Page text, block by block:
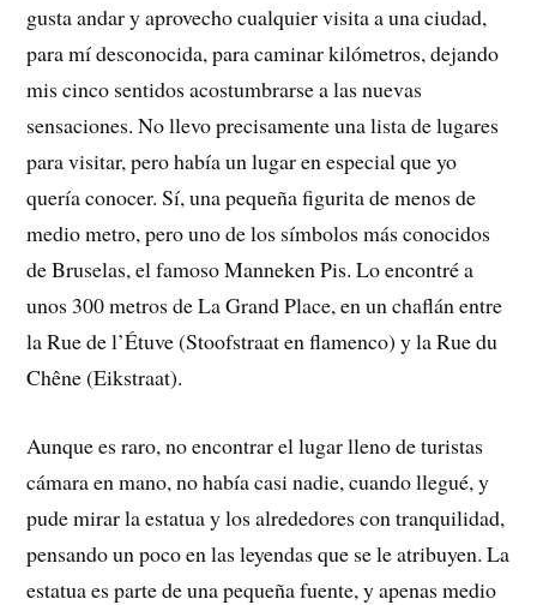
gusta andar y aprovecho cualquier visita a una ciudad,
para mí desconocida, para caminar kilómetros, dejando
mis cinco sentidos acostumbrarse a las nuevas
sensaciones. No llevo precisamente una lista de lugares
para visitar, pero había un lugar en especial que yo
quería conocer. Sí, una pequeña figurita de menos de
medio metro, pero uno de los símbolos más conocidos
de Bruselas, el famoso Manneken Pis. Lo encontré a
unos 300 metros de La Grand Place, en un chaflán entre
la Rue de l’Étuve (Stoofstraat en flamenco) y la Rue du
Chêne (Eikstraat).
Aunque es raro, no encontrar el lugar lleno de turistas
cámara en mano, no había casi nadie, cuando llegué, y
pude mirar la estatua y los alrededores con tranquilidad,
pensando un poco en las leyendas que se le atribuyen. La
estatua es parte de una pequeña fuente, y apenas medio